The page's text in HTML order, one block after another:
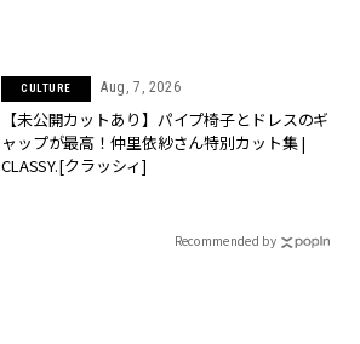
CULTURE Aug, 7, 2026
【未公開カットあり】パイプ椅子とドレスのギ
ャップが最高！仲里依紗さん特別カット集 |
CLASSY.[クラッシィ]
Recommended by